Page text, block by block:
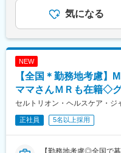
ションです。
【仕事内容】
医師・病院薬剤師・調
きます。
・先発品からの適切な
・医療安全の向上
・安定供給への貢献
・医療機関・薬局の運
など、医療現場の課題
ジェネリックメーカー
勤手当、社宅制度等が
あり、選考を通じて上
手当を含めた表記です。
気になる
NEW
【全国＊勤務地考慮
ママさんＭＲも在籍◇
セルトリオン・ヘルスケア・ジ
正社員 5名以上採用
【勤務地考慮◎全国で